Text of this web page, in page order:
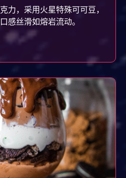
力，采用火星特殊可可豆，
感丝滑如熔岩流动。